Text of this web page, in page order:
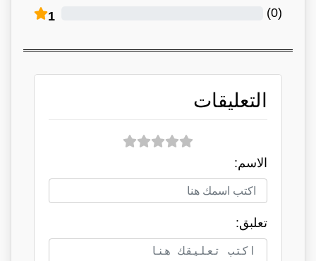
1 (
0
)
التعليقات
الاسم:
تعلبق: